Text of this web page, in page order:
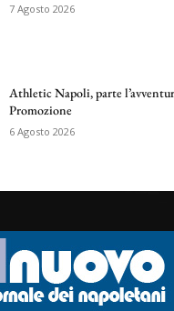
7 Agosto 2026
Athletic Napoli, parte
Promozione
6 Agosto 2026